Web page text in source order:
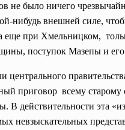
не было ничего
нибудь внешней силе,
еще при Хмельницком,
поступок Мазепы и его
центрального
приговор всему старому
В действительности эта
невзыскательных